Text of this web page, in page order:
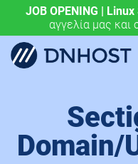
JOB OPENING |
αγγελία μας και
.eu & .ευ domains
ευρωπαϊκή
Domain/